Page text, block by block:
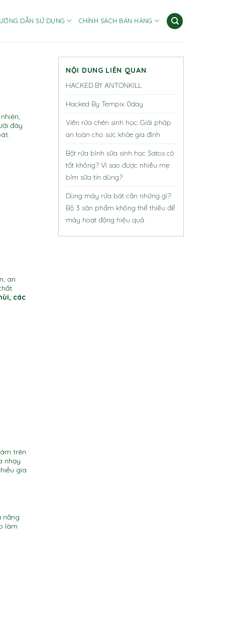
DẪN SỬ DỤNG CHÍNH SÁCH BÁN HÀNG
đây
an
các
trên
nhạy
gia
năng
làm
NỘI DUNG LIÊN QUAN
HACKED BY ANTONKILL
Hacked By Tempix 0day
Viên rửa chén sinh học: Giải pháp
an toàn cho sức khỏe gia đình
Bột rửa bình sữa sinh học Satos có
tốt không? Vì sao được nhiều mẹ
bỉm sữa tin dùng?
Dùng máy rửa bát cần những gì?
Bộ 3 sản phẩm không thể thiếu để
máy hoạt động hiệu quả